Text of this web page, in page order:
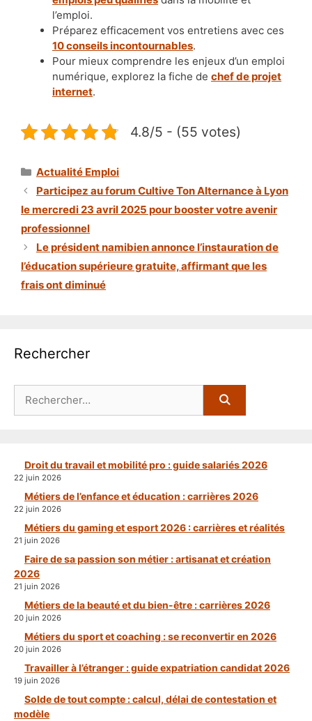
l’emploi.
Préparez efficacement vos entretiens avec ces
10 conseils incontournables.
Pour mieux comprendre les enjeux d’un emploi
numérique, explorez la fiche de chef de projet
internet.
4.8/5 - (55 votes)
Catégories
Actualité Emploi
Participez au forum Cultive Ton Alternance à Lyon
le mercredi 23 avril 2025 pour booster votre avenir
professionnel
Le président namibien annonce l’instauration de
l’éducation supérieure gratuite, affirmant que les
frais ont diminué
Rechercher
Droit du travail et mobilité pro : guide salariés 2026
22 juin 2026
Métiers de l’enfance et éducation : carrières 2026
22 juin 2026
Métiers du gaming et esport 2026 : carrières et réalités
21 juin 2026
Faire de sa passion son métier : artisanat et création
2026
21 juin 2026
Métiers de la beauté et du bien-être : carrières 2026
20 juin 2026
Métiers du sport et coaching : se reconvertir en 2026
20 juin 2026
Travailler à l’étranger : guide expatriation candidat 2026
19 juin 2026
Solde de tout compte : calcul, délai de contestation et
modèle